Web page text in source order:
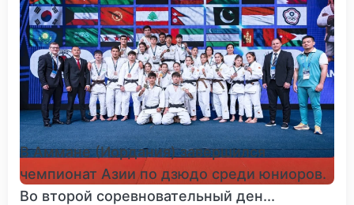
В Аммане (Иордания) завершился
чемпионат Азии по дзюдо среди юниоров.
Во второй соревновательный ден...